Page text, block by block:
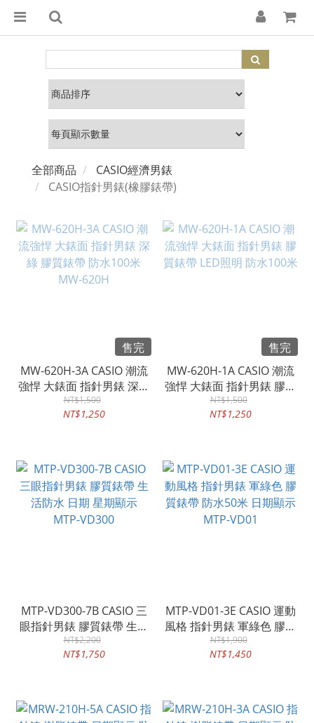
全部商品
CASIO經濟男錶
CASIO指針男錶(橡膠錶帶)
售完
MW-620H-3A CASIO 潮流
強悍 大錶面 指針男錶 深綠
膠質錶帶 防水100米 MW-
620H
NT$1,500
NT$1,250
售完
MW-620H-1A CASIO 潮流
強悍 大錶面 指針男錶 膠質
錶帶 LED照明 防水100米
NT$1,500
NT$1,250
MTP-VD300-7B CASIO 三
眼指針男錶 膠質錶帶 生活
防水 日期 星期顯示 MTP-
VD300
NT$2,200
NT$1,750
MTP-VD01-3E CASIO 運動
風格 指針男錶 軍綠色 膠質
錶帶 防水50米 日期顯示
MTP-VD01
NT$1,900
NT$1,450